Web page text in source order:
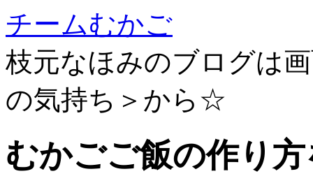
チームむかご
枝元なほみのブログは
の気持ち＞から☆
むかごご飯の作り